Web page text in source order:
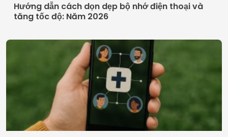
Hướng dẫn cách dọn dẹp bộ nhớ điện thoại và
tăng tốc độ: Năm 2026